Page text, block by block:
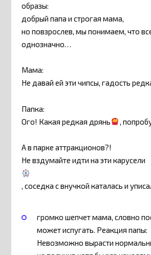
образы:
добрый папа и строгая мама,
но повзрослев, мы понимаем, что
однозначно…
Мама:
Не давай ей эти чипсы, гадость
Папка:
Ого! Какая редкая дрянь
,
А в парке аттракционов?!
Не вздумайте идти на эти карусели
, соседка с внучкой каталась и
громко шепчет мама, словно
может испугать. Реакция папы:
Невозможно вырасти